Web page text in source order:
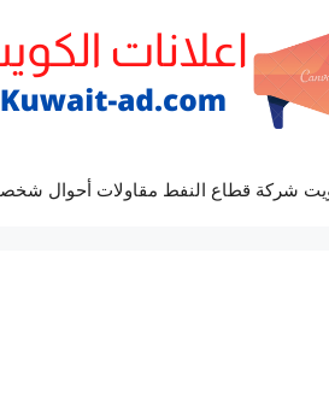
شركة قطاع النفط مقاولات أحوال